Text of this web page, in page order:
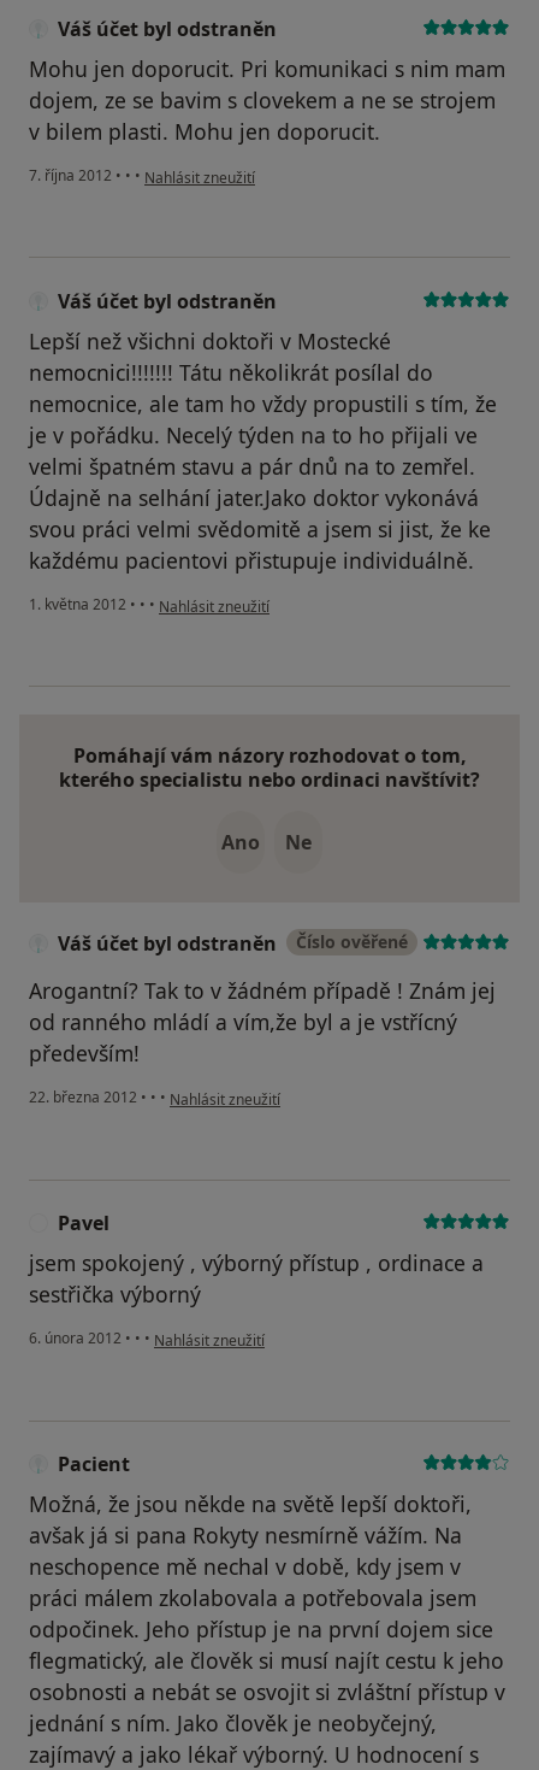
Váš účet byl odstraněn
Mohu jen doporucit. Pri komunikaci s nim mam
dojem, ze se bavim s clovekem a ne se strojem
v bilem plasti. Mohu jen doporucit.
7. října 2012 • • • podle názoru uživatele Váš účet byl odstraněn
Nahlásit zneužití
Váš účet byl odstraněn
Lepší než všichni doktoři v Mostecké
nemocnici!!!!!!! Tátu několikrát posílal do
nemocnice, ale tam ho vždy propustili s tím, že
je v pořádku. Necelý týden na to ho přijali ve
velmi špatném stavu a pár dnů na to zemřel.
Údajně na selhání jater.Jako doktor vykonává
svou práci velmi svědomitě a jsem si jist, že ke
každému pacientovi přistupuje individuálně.
1. května 2012 • • • podle názoru uživatele Váš účet byl odstraněn
Nahlásit zneužití
Pomáhají vám názory rozhodovat o tom,
kterého specialistu nebo ordinaci navštívit?
Ano Ne
Váš účet byl odstraněn Číslo ověřené
Arogantní? Tak to v žádném případě ! Znám jej
od ranného mládí a vím,že byl a je vstřícný
především!
22. března 2012 • • • podle názoru uživatele Váš účet byl odstraněn
Nahlásit zneužití
Pavel
jsem spokojený , výborný přístup , ordinace a
sestřička výborný
6. února 2012 • • • podle názoru uživatele Pavel
Nahlásit zneužití
Pacient
Možná, že jsou někde na světě lepší doktoři,
avšak já si pana Rokyty nesmírně vážím. Na
neschopence mě nechal v době, kdy jsem v
práci málem zkolabovala a potřebovala jsem
odpočinek. Jeho přístup je na první dojem sice
flegmatický, ale člověk si musí najít cestu k jeho
osobnosti a nebát se osvojit si zvláštní přístup v
jednání s ním. Jako člověk je neobyčejný,
zajímavý a jako lékař výborný. U hodnocení s